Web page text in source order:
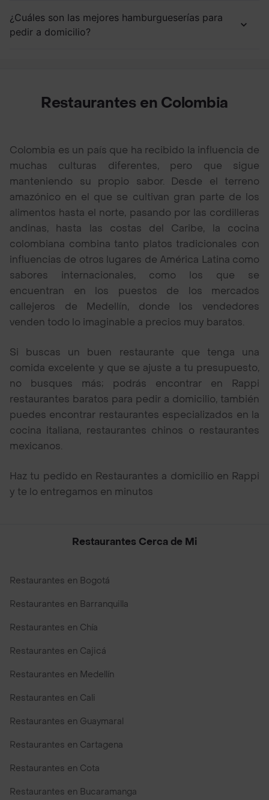
¿Cuáles son las mejores hamburgueserías para
pedir a domicilio?
Restaurantes en Colombia
Colombia es un país que ha recibido la influencia de
muchas culturas diferentes, pero que sigue
manteniendo su propio sabor. Desde el terreno
amazónico en el que se cultivan gran parte de los
alimentos hasta el norte, pasando por las cordilleras
andinas, hasta las costas del Caribe, la cocina
colombiana combina tanto platos tradicionales con
influencias de otros lugares de América Latina como
sabores internacionales, como los que se
encuentran en los puestos de los mercados
callejeros de Medellín, donde los vendedores
venden todo lo imaginable a precios muy baratos.
Si buscas un buen restaurante que tenga una
comida excelente y que se ajuste a tu presupuesto,
no busques más; podrás encontrar en Rappi
restaurantes baratos para pedir a domicilio, también
puedes encontrar restaurantes especializados en la
cocina italiana, restaurantes chinos o restaurantes
mexicanos.
Haz tu pedido en Restaurantes a domicilio en Rappi
y te lo entregamos en minutos
Restaurantes Cerca de Mi
Restaurantes en Bogotá
Restaurantes en Barranquilla
Restaurantes en Chía
Restaurantes en Cajicá
Restaurantes en Medellín
Restaurantes en Cali
Restaurantes en Guaymaral
Restaurantes en Cartagena
Restaurantes en Cota
Restaurantes en Bucaramanga